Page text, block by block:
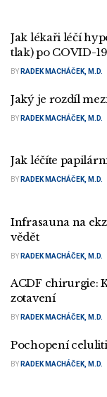
Jak lékaři léčí
tlak) po COVID-
BY RADEK MACHÁČEK, M.D.
Jaký je rozdíl
BY RADEK MACHÁČEK, M.D.
Jak léčíte
BY RADEK MACHÁČEK, M.D.
Infrasauna na
vědět
BY RADEK MACHÁČEK, M.D.
ACDF chirurgie:
zotavení
BY RADEK MACHÁČEK, M.D.
Pochopení
BY RADEK MACHÁČEK, M.D.